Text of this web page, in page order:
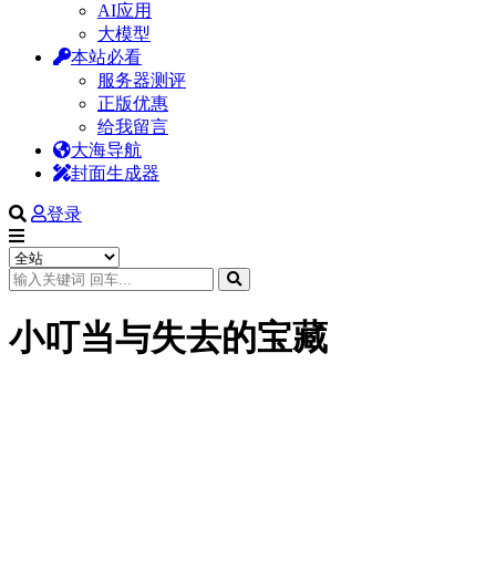
AI应用
大模型
本站必看
服务器测评
正版优惠
给我留言
大海导航
封面生成器
登录
小叮当与失去的宝藏